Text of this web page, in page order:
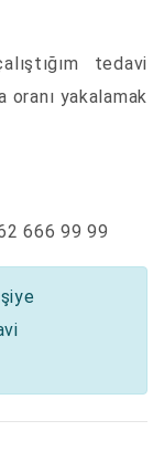
tedavi
yakalamak
666 99 99